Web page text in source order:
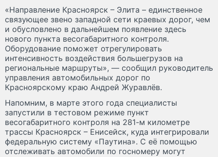
«Направление Красноярск – Элита – единственное
связующее звено западной сети краевых дорог, чем
и обусловлено в дальнейшем появление здесь
нового пункта весогабаритного контроля.
Оборудование поможет отрегулировать
интенсивность воздействия большегрузов на
региональные маршруты», — сообщил руководитель
управления автомобильных дорог по
Красноярскому краю Андрей Журавлёв.
Напомним, в марте этого года специалисты
запустили в тестовом режиме пункт
весогабаритного контроля на 281-м километре
трассы Красноярск – Енисейск, куда интегрировали
федеральную систему «Паутина». С её помощью
отслеживать автомобили по госномеру могут